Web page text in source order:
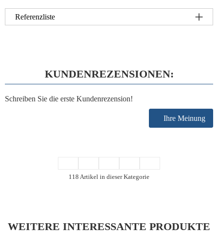
Referenzliste
KUNDENREZENSIONEN:
Schreiben Sie die erste Kundenrezension!
Ihre Meinung
118 Artikel in dieser Kategorie
WEITERE INTERESSANTE PRODUKTE